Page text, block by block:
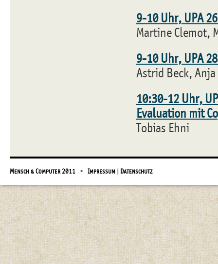
9-10 Uhr, UPA
Martine Clemot,
9-10 Uhr, UPA
Astrid Beck,
10:30-12 Uhr,
Evaluation mit
Tobias Ehni
Mensch & Computer 2011 • Impressum | Datenschutz